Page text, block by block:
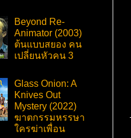
Beyond Re-
Animator (2003)
ต้นแบบสยอง คน
เปลี่ยนหัวคน 3
Glass Onion: A
Knives Out
Mystery (2022)
ฆาตกรรมหรรษา
ใครฆ่าเพื่อน